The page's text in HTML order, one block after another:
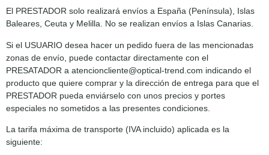
El PRESTADOR solo realizará envíos a España (Península), Islas
Baleares, Ceuta y Melilla. No se realizan envíos a Islas Canarias.
Si el USUARIO desea hacer un pedido fuera de las mencionadas
zonas de envío, puede contactar directamente con el
PRESATADOR a atencioncliente@optical-trend.com indicando el
producto que quiere comprar y la dirección de entrega para que el
PRESTADOR pueda enviárselo con unos precios y portes
especiales no sometidos a las presentes condiciones.
La tarifa máxima de transporte (IVA incluido) aplicada es la
siguiente: